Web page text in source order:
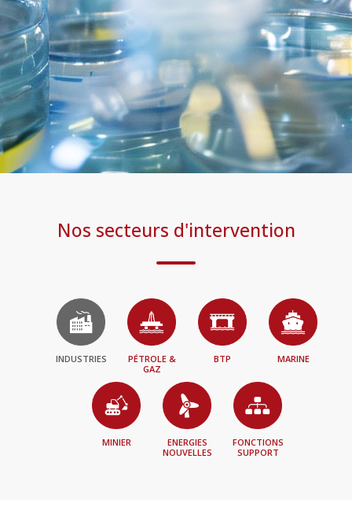
Nos secteurs d'intervention
INDUSTRIES
PÉTROLE &
GAZ
BTP MARINE
MINIER
ENERGIES
NOUVELLES
FONCTIONS
SUPPORT